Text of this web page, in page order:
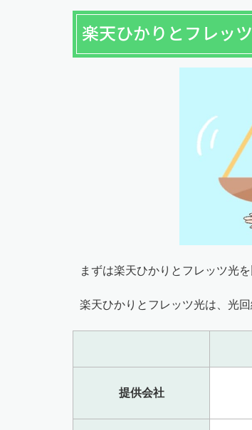
楽天ひかりとフレッ
まずは楽天ひかりとフレッツ光
楽天ひかりとフレッツ光は、光
提供会社